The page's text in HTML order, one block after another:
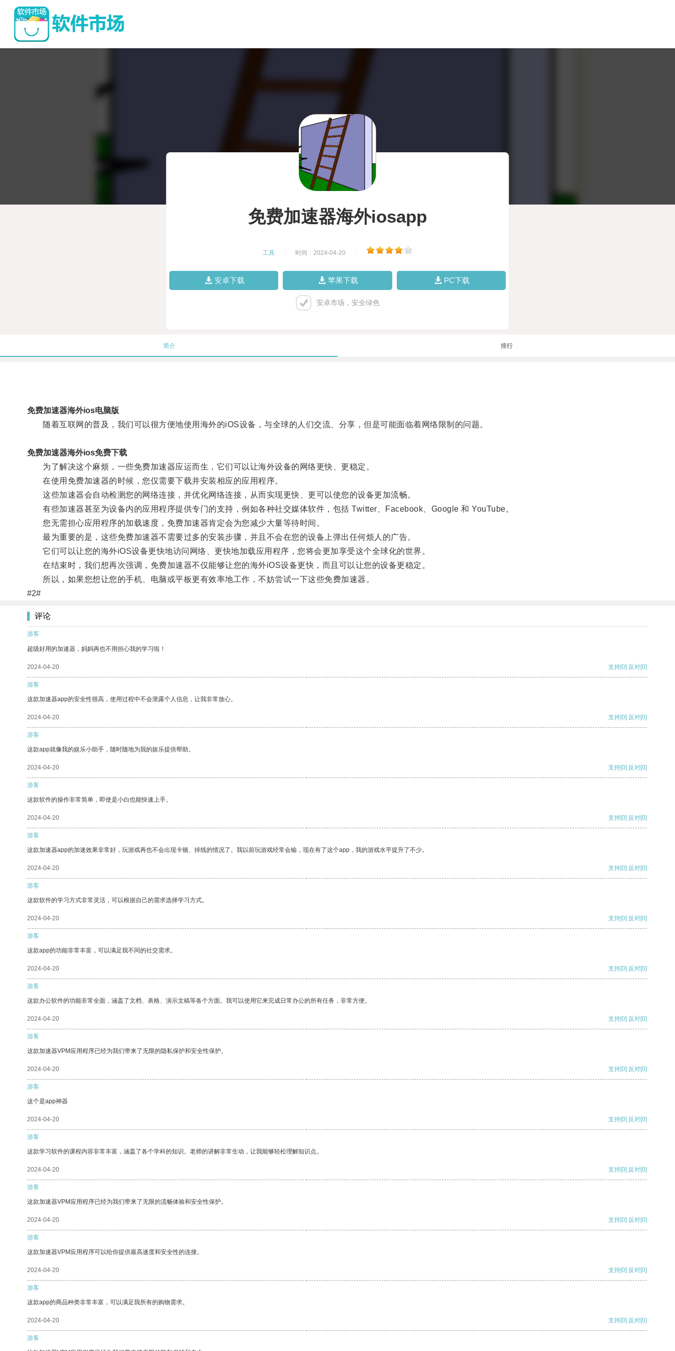
免费加速器海外iosapp
工具 时间：2024-04-20
安卓下载 苹果下载 PC下载
安卓市场，安全绿色
简介 排行
免费加速器海外ios电脑版
随着互联网的普及，我们可以很方便地使用海外的iOS设备，与全球的人们交流、分享，但是可能面临着网络限制的问题。
免费加速器海外ios免费下载
为了解决这个麻烦，一些免费加速器应运而生，它们可以让海外设备的网络更快、更稳定。
在使用免费加速器的时候，您仅需要下载并安装相应的应用程序。
这些加速器会自动检测您的网络连接，并优化网络连接，从而实现更快、更可以使您的设备更加流畅。
有些加速器甚至为设备内的应用程序提供专门的支持，例如各种社交媒体软件，包括 Twitter、Facebook、Google 和 YouTube。
您无需担心应用程序的加载速度，免费加速器肯定会为您减少大量等待时间。
最为重要的是，这些免费加速器不需要过多的安装步骤，并且不会在您的设备上弹出任何烦人的广告。
它们可以让您的海外iOS设备更快地访问网络、更快地加载应用程序，您将会更加享受这个全球化的世界。
在结束时，我们想再次强调，免费加速器不仅能够让您的海外iOS设备更快，而且可以让您的设备更稳定。
所以，如果您想让您的手机、电脑或平板更有效率地工作，不妨尝试一下这些免费加速器。
#2#
评论
游客
超级好用的加速器，妈妈再也不用担心我的学习啦！
2024-04-20 支持[0] 反对[0]
游客
这款加速器app的安全性很高，使用过程中不会泄露个人信息，让我非常放心。
2024-04-20 支持[0] 反对[0]
游客
这款app就像我的娱乐小助手，随时随地为我的娱乐提供帮助。
2024-04-20 支持[0] 反对[0]
游客
这款软件的操作非常简单，即使是小白也能快速上手。
2024-04-20 支持[0] 反对[0]
游客
这款加速器app的加速效果非常好，玩游戏再也不会出现卡顿、掉线的情况了。我以前玩游戏经常会输，现在有了这个app，我的游戏水平提升了不少。
2024-04-20 支持[0] 反对[0]
游客
这款软件的学习方式非常灵活，可以根据自己的需求选择学习方式。
2024-04-20 支持[0] 反对[0]
游客
这款app的功能非常丰富，可以满足我不同的社交需求。
2024-04-20 支持[0] 反对[0]
游客
这款办公软件的功能非常全面，涵盖了文档、表格、演示文稿等各个方面。我可以使用它来完成日常办公的所有任务，非常方便。
2024-04-20 支持[0] 反对[0]
游客
这款加速器VPM应用程序已经为我们带来了无限的隐私保护和安全性保护。
2024-04-20 支持[0] 反对[0]
游客
这个是app神器
2024-04-20 支持[0] 反对[0]
游客
这款学习软件的课程内容非常丰富，涵盖了各个学科的知识。老师的讲解非常生动，让我能够轻松理解知识点。
2024-04-20 支持[0] 反对[0]
游客
这款加速器VPM应用程序已经为我们带来了无限的流畅体验和安全性保护。
2024-04-20 支持[0] 反对[0]
游客
这款加速器VPM应用程序可以给你提供最高速度和安全性的连接。
2024-04-20 支持[0] 反对[0]
游客
这款app的商品种类非常丰富，可以满足我所有的购物需求。
2024-04-20 支持[0] 反对[0]
游客